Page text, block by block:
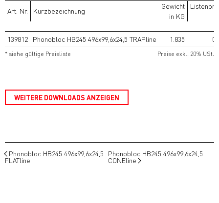
Art. Nr. Kurzbezeichnung
Gewicht
in KG
139812 Phonobloc HB245 496x99,6x24,5 TRAPline 1.835
* siehe gültige Preisliste Preise exkl. 20% USt.
WEITERE DOWNLOADS ANZEIGEN
Phonobloc HB245 496x99,6x24,5
FLATline
Phonobloc HB245 496x99,6x24,5
CONEline